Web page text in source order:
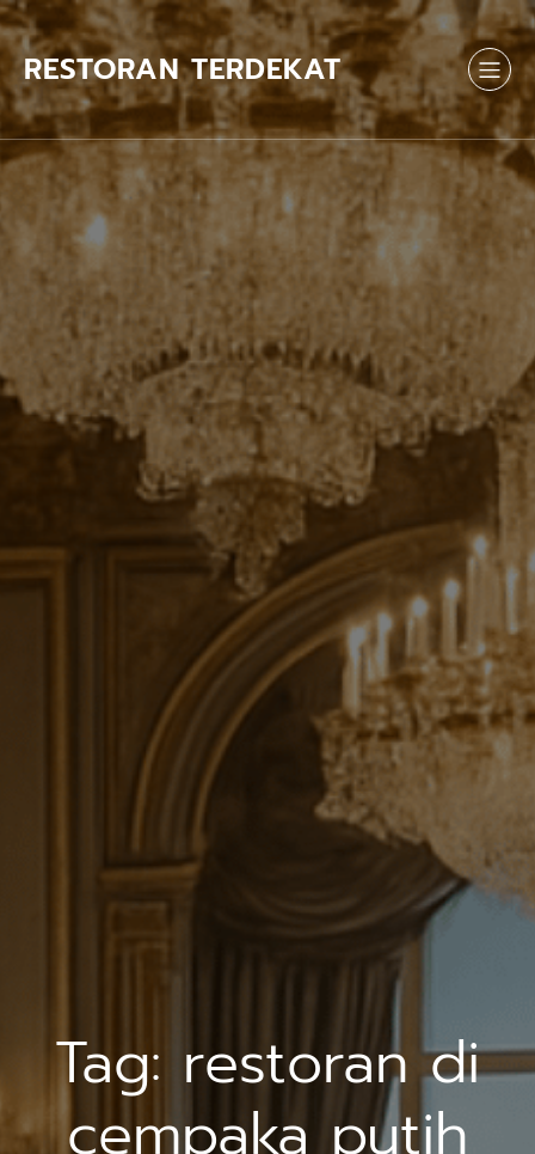
Skip
to
content
RESTORAN TERDEKAT
Tag: restoran di
cempaka putih